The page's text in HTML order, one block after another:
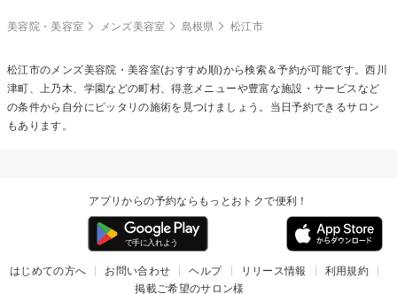
美容院・美容室 メンズ美容室 島根県 松江市
松江市のメンズ美容院・美容室(おすすめ順)から検索＆予約が可能です。西川
津町、上乃木、学園などの町村、得意メニューや豊富な施設・サービスなど
の条件から自分にピッタリの施術を見つけましょう。当日予約できるサロン
もあります。
アプリからの予約ならもっとおトクで便利！
はじめての方へ お問い合わせ ヘルプ リリース情報
利用規約
掲載ご希望のサロン様